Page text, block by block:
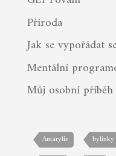
Příroda
Jak se vypořádat
Mentální
Můj osobní příběh
Amarylis bylinky